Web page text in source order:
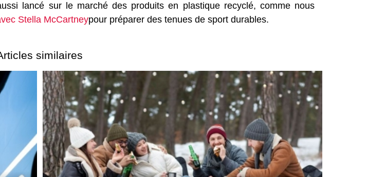
lancé sur le marché des produits en plastique recyclé, comme nous
Stella McCartneypour préparer des tenues de sport durables.
similaires